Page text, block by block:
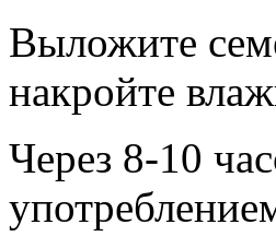
Выложите
накройте
Через 8-10